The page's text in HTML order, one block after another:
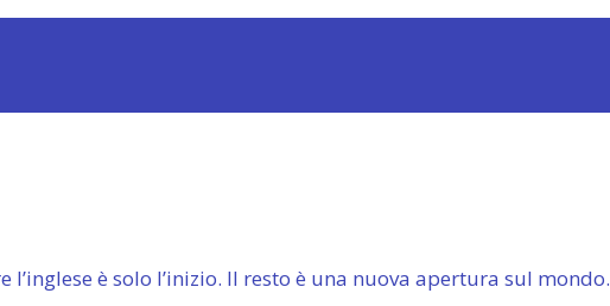
l’inglese è solo l’inizio. Il resto è una nuova apertura sul mondo.